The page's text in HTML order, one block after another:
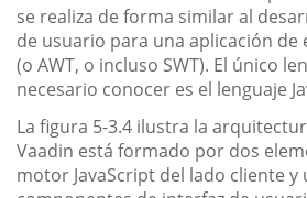
se realiza de forma similar al
de usuario para una aplicación de
(o AWT, o incluso SWT). El único
necesario conocer es el lenguaje
La figura 5-3.4 ilustra la
Vaadin está formado por dos
motor JavaScript del lado cliente